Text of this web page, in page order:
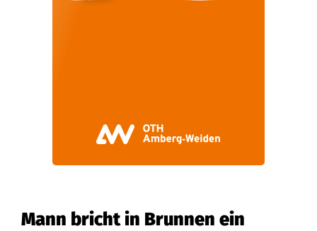
Mann bricht in Brunnen ein